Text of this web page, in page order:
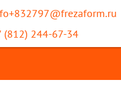
(812) 244-67-34